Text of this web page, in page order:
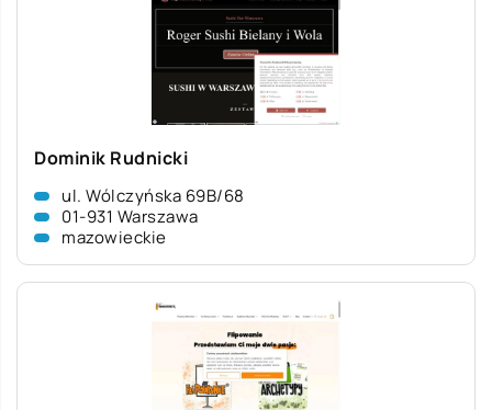
Dominik Rudnicki
ul. Wólczyńska 69B/68
01-931 Warszawa
mazowieckie